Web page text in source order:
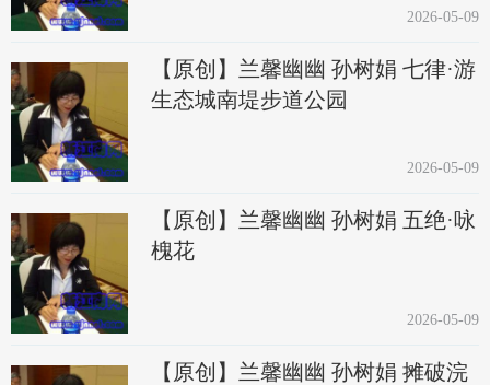
2026-05-09
【原创】兰馨幽幽 孙树娟 七律·游
生态城南堤步道公园
2026-05-09
【原创】兰馨幽幽 孙树娟 五绝·咏
槐花
2026-05-09
【原创】兰馨幽幽 孙树娟 摊破浣